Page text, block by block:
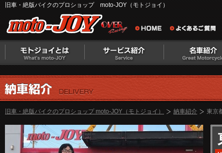
旧車・絶版バイクのプロショップ moto-JOY（モトジョイ）
旧車・絶版バイクのプロショップ moto-JOY（モトジョイ） 納車紹介 東京